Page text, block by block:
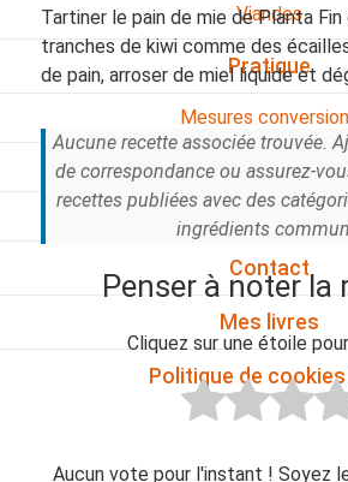
Viandes
Pratique
Mesures
Lexique des différents
Service du vin
Contact
Mes livres
Politique de cookies
Tartiner le pain de mie de Planta Fin
tranches de kiwi comme des
de pain, arroser de miel liquide et
Aucune recette associée trouvée.
de correspondance ou assurez-
recettes publiées avec des
ingrédients
Penser à noter la
Cliquez sur une étoile
Aucun vote pour l'instant ! Soyez